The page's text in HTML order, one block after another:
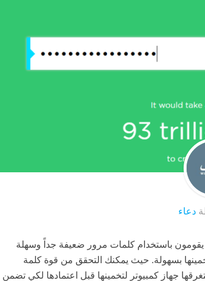
دعاء
باستخدام كلمات مرور ضعيفة جداً وسهلة
بسهولة. حيث يمكنك التحقق من قوة كلمة
جهاز كمبيوتر لتخمينها قبل اعتمادها لكي تضمن